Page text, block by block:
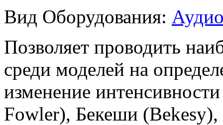
Вид Оборудования:
Позволяет проводить
среди моделей на
изменение
Fowler), Бекеши